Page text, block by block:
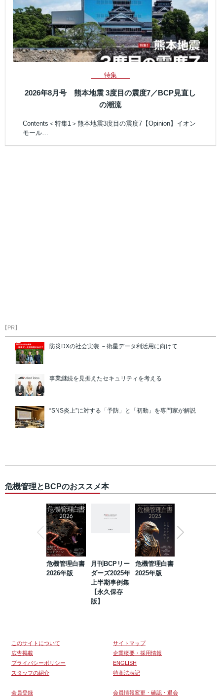
特集
2026年8月号 熊本地震 3度目の震度7／BCP見直し
の潮流
Contents＜特集1＞熊本地震3度目の震度7【Opinion】イオン
モール…
【PR】
防災DXの社会実装 －衛星データ利活用に向けて
事業継続を見据えたセキュリティを考える
“SNS炎上”に対する「予防」と「初動」を専門家が解説
危機管理とBCPのおススメ本
危機管理白書
2026年版
月刊BCPリー
ダーズ2025年
上半期事例集
【永久保存
版】
危機管理白書
2025年版
このサイトについて
サイトマップ
広告掲載
企業概要・採用情報
プライバシーポリシー
ENGLISH
スタッフの紹介
特商法表記
会員登録 会員情報変更・確認・退会